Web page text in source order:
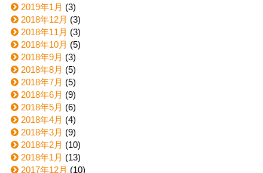
2019年1月 (3)
2018年12月 (3)
2018年11月 (3)
2018年10月 (5)
2018年9月 (3)
2018年8月 (5)
2018年7月 (5)
2018年6月 (9)
2018年5月 (6)
2018年4月 (4)
2018年3月 (9)
2018年2月 (10)
2018年1月 (13)
2017年12月 (10)